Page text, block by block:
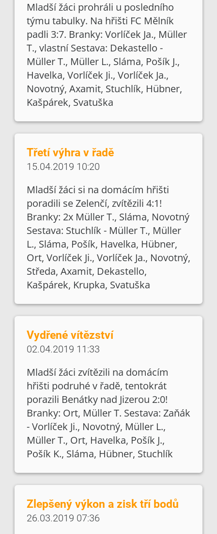
Mladší žáci prohráli u posledního
týmu tabulky. Na hřišti FC Mělník
padli 3:7. Branky: Vorlíček Ja., Müller
T., vlastní Sestava: Dekastello -
Müller T., Müller L., Sláma, Pošík J.,
Havelka, Vorlíček Ji., Vorlíček Ja.,
Novotný, Axamit, Stuchlík, Hübner,
Kašpárek, Svatuška
Třetí výhra v řadě
15.04.2019 10:20
Mladší žáci si na domácím hřišti
poradili se Zelenčí, zvítězili 4:1!
Branky: 2x Müller T., Sláma, Novotný
Sestava: Stuchlík - Müller T., Müller
L., Sláma, Pošík, Havelka, Hübner,
Ort, Vorlíček Ji., Vorlíček Ja., Novotný,
Středa, Axamit, Dekastello,
Kašpárek, Krupka, Svatuška
Vydřené vítězství
02.04.2019 11:33
Mladší žáci zvítězili na domácím
hřišti podruhé v řadě, tentokrát
porazili Benátky nad Jizerou 2:0!
Branky: Ort, Müller T. Sestava: Zaňák
- Vorlíček Ji., Novotný, Müller L.,
Müller T., Ort, Havelka, Pošík J.,
Pošík K., Sláma, Hübner, Stuchlík
Zlepšený výkon a zisk tří bodů
26.03.2019 07:36